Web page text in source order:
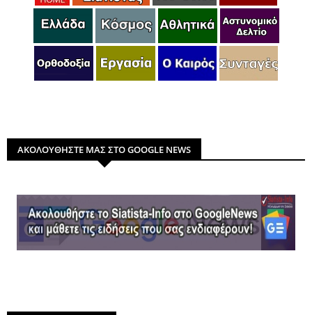
ΑΚΟΛΟΥΘΗΣΤΕ ΜΑΣ ΣΤΟ GOOGLE NEWS